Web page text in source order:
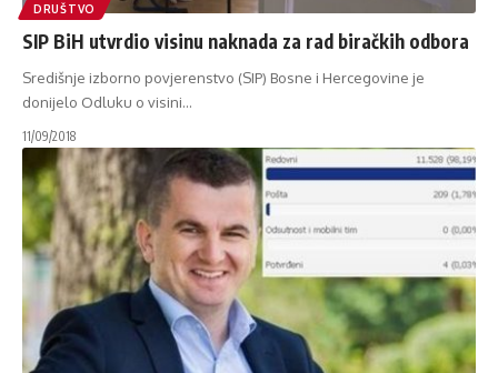
DRUŠTVO
SIP BiH utvrdio visinu naknada za rad biračkih odbora
Središnje izborno povjerenstvo (SIP) Bosne i Hercegovine je
donijelo Odluku o visini…
11/09/2018